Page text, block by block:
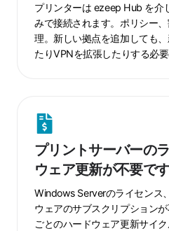
不
要
プリンターは ezeep Hub を介
みで接続されます。ポリシー
理。新しい拠点を追加しても
たりVPNを拡張したりする必要
点
ご
と
の
定
不
要
プリントサーバーの
ウェア更新が不要で
Windows Serverのライセンス
ウェアのサブスクリプション
ごとのハードウェア更新サイ
プ
ン
ト
サ
ー
バ